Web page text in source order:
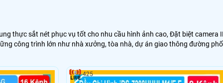
thực sắt nét phục vụ tốt cho nhu cầu hình ảnh cao, Đặt biệt camera
công trình lớn như nhà xưởng, tòa nhà, dự án giao thông đường
425